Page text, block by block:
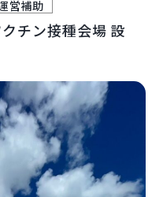
営補助
チン接種会場 設